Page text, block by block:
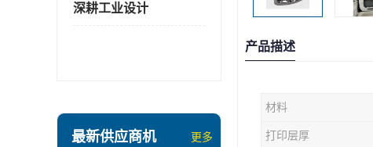
深耕工业设计
最新供应商机 更多
产品描述
材料
打印层厚